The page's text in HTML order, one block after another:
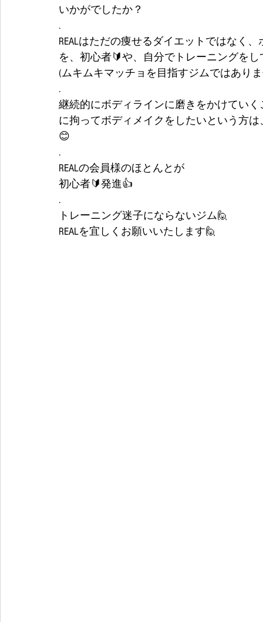
いかがでしたか？
.
REALはただの痩せるダイエットではなく
を、初心者🔰や、自分でトレーニングを
(ムキムキマッチョを目指すジムではあり
.
継続的にボディラインに磨きをかけてい
に拘ってボディメイクをしたいという方
😊
.
REALの会員様のほとんとが
初心者🔰発進👍
.
トレーニング迷子にならないジム🙋
REALを宜しくお願いいたします🙋